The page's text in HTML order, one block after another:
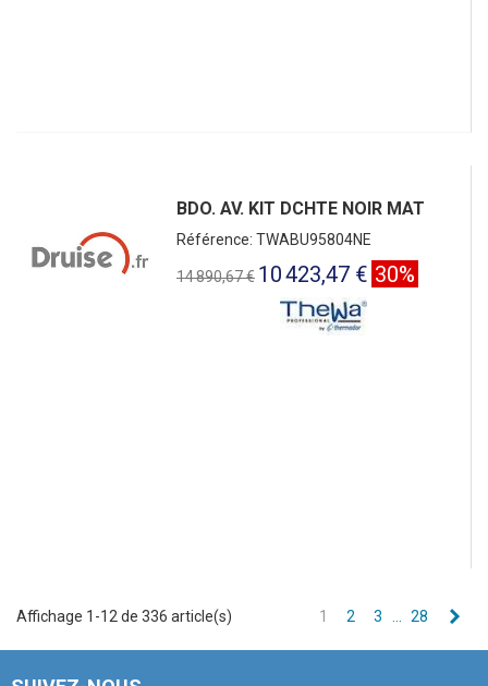
BDO. AV. KIT DCHTE NOIR MAT
Référence: TWABU95804NE
14 890,67 € 10 423,47 € 30%
Affichage 1-12 de 336 article(s) 1 2 3 28